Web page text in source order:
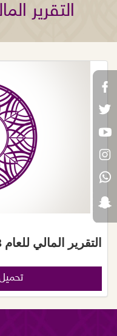
التقرير
التقرير المالي للعام 2023م